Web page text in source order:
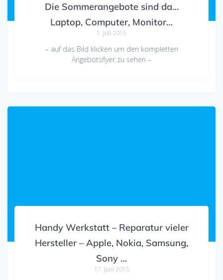
Die Sommerangebote sind da…
Laptop, Computer, Monitor…
1. Juli 2015
– auf das Bild klicken um den kompletten
Angebotsflyer zu sehen –
Handy Werkstatt – Reparatur vieler
Hersteller – Apple, Nokia, Samsung,
Sony …
17. Juni 2015